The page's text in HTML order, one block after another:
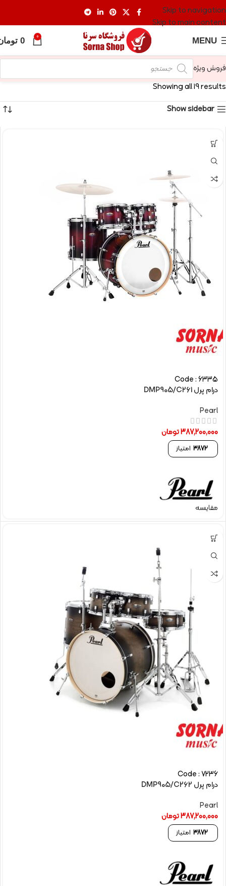
Skip to navigation
Skip to main content
MENU
0
0
فروش ویژه
Showing all 19 results
Show sidebar
Code : 6335
درام پرل DMP905/C261
Pearl
387,200,000تومان
3872 امتیاز
مقایسه
Code : 7236
درام پرل DMP905/C262
Pearl
387,200,000تومان
3872 امتیاز